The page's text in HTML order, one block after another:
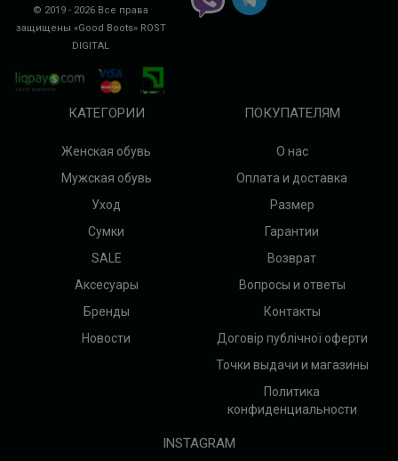
© 2019 - 2026 Все права
защищены «Good Boots» ROST
DIGITAL
КАТЕГОРИИ
Женская обувь
Мужская обувь
Уход
Сумки
SALE
Аксесуары
Бренды
Новости
ПОКУПАТЕЛЯМ
О нас
Оплата и доставка
Размер
Гарантии
Возврат
Вопросы и ответы
Контакты
Договір публічної оферти
Точки выдачи и магазины
Политика
конфиденциальности
INSTAGRAM